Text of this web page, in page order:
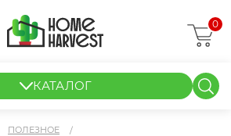
0
КАТАЛОГ
ПОЛЕЗНОЕ